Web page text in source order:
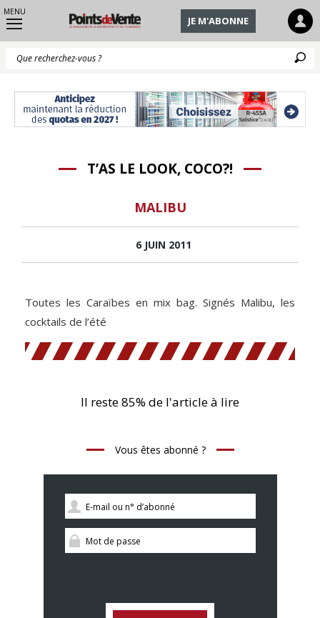
MENU
JE M'ABONNE
T’AS LE LOOK, COCO?!
MALIBU
6 JUIN 2011
Toutes les Caraïbes en mix bag. Signés Malibu, les
cocktails de l’été
Il reste 85% de l'article à lire
Vous êtes abonné ?